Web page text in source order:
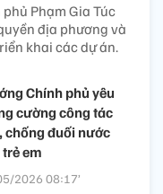
Phạm Gia Túc
địa phương và
khai các dự án.
Chính phủ yêu
cường công tác
chống đuối nước
em
2026 08:17’